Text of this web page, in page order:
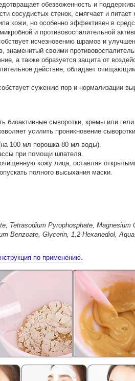
обезвоженность и
сосудистых стенок, смягчает и питает
кожи, но особенно эффективен в
и противовоспалительной
исчезновению шрамов и
знаменитый своими
а также образуется защита от
действие, обладает
сужению пор и нормализации
биоактивные сыворотки, кремы или
усилить проникновение
100 мл порошка 80 мл воды).
при помощи шпателя.
кожу лица, оставляя
полного высыхания маски.
Tetrasodium Pyrophosphate,
Benzoate, Glycerin, 1,2-Hexanediol,
по применению.